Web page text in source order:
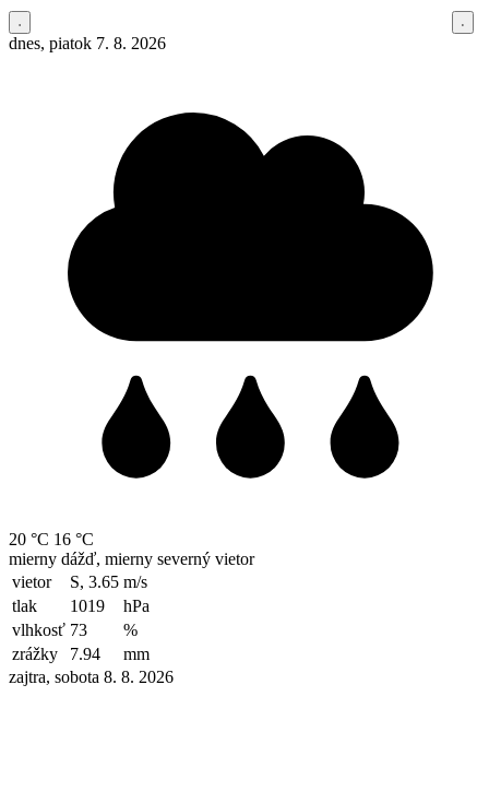
dnes, piatok 7. 8. 2026
20 °C 16 °C
mierny dážď, mierny severný vietor
vietor
S, 3.65 m/s
tlak
1019
hPa
vlhkosť 73
%
zrážky
7.94
mm
zajtra, sobota 8. 8. 2026